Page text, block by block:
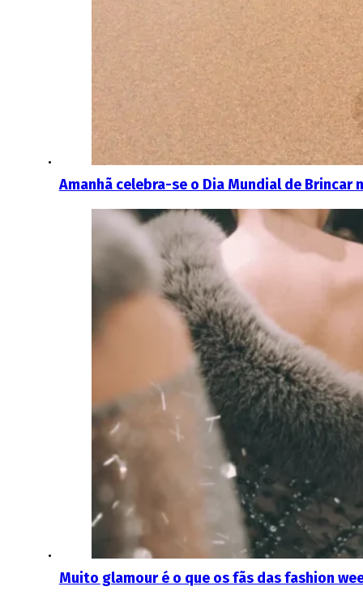
Amanhã celebra-se o Dia Mundial de Brincar
Muito glamour é o que os fãs das fashion